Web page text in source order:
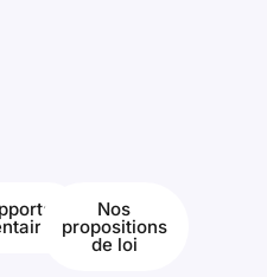
Nos
propositions
de loi